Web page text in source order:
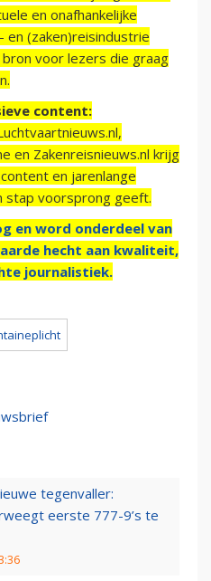
en onafhankelijke
en (zaken)reisindustrie
voor lezers die graag
content:
en Zakenreisnieuws.nl krijg
en jarenlange
stap voorsprong geeft.
en word onderdeel van
hecht aan kwaliteit,
journalistiek.
tegenvaller:
eerste 777-9’s te